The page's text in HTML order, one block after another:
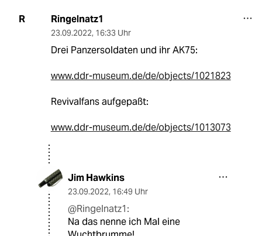
R Ringelnatz1
23.09.2022, 16:33 Uhr
Drei Panzersoldaten und ihr AK75:
www.ddr-museum.de/de/objects/1021823
Revivalfans aufgepaßt:
www.ddr-museum.de/de/objects/1013073
Jim Hawkins
23.09.2022, 16:49 Uhr
@Ringelnatz1:
Na das nenne ich Mal eine